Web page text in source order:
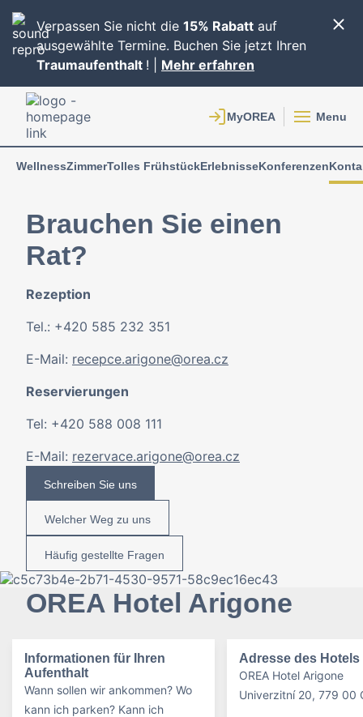
Verpassen Sie nicht die 15% Rabatt auf
ausgewählte Termine. Buchen Sie jetzt Ihren
Traumaufenthalt ! | Mehr erfahren
Menu
WellnessZimmerTolles FrühstückErlebnisseKonferenzen
Brauchen Sie einen
Rat?
Rezeption
Tel.: +420 585 232 351
E-Mail: recepce.arigone@orea.cz
Reservierungen
Tel: +420 588 008 111
E-Mail: rezervace.arigone@orea.cz
Schreiben Sie uns
Welcher Weg zu uns
Häufig gestellte Fragen
OREA Hotel Arigone
Informationen für Ihren
Aufenthalt
Wann sollen wir ankommen? Wo
kann ich parken? Kann ich
Adresse des Hotels
OREA Hotel Arigone
Univerzitní 20, 779 00